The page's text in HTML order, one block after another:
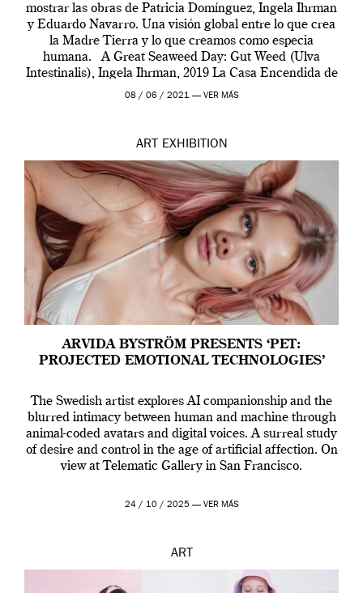
mostrar las obras de Patricia Domínguez, Ingela Ihrman
y Eduardo Navarro. Una visión global entre lo que crea
la Madre Tierra y lo que creamos como especia
humana. A Great Seaweed Day: Gut Weed (Ulva
Intestinalis), Ingela Ihrman, 2019 La Casa Encendida de
Madrid y la Wellcome […]
08 / 06 / 2021 — VER MÁS
ART EXHIBITION
ARVIDA BYSTRÖM PRESENTS ‘PET:
PROJECTED EMOTIONAL TECHNOLOGIES’
The Swedish artist explores AI companionship and the
blurred intimacy between human and machine through
animal-coded avatars and digital voices. A surreal study
of desire and control in the age of artificial affection. On
view at Telematic Gallery in San Francisco.
24 / 10 / 2025 — VER MÁS
ART